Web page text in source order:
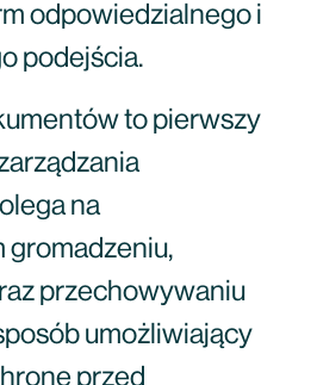
odpowiedzialnego i
podejścia.
to pierwszy
na
gromadzeniu,
przechowywaniu
umożliwiający
przed